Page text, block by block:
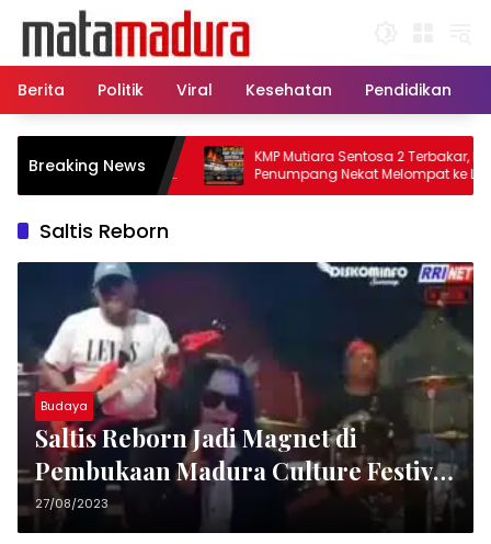
konten
Berita
Politik Viral Kesehatan Pendidikan
Breaking News
11 Kapal Sisir
Korban KMP
KMP Mutiara Sentosa 2 Terbakar,
Penumpang Nekat Melompat ke Laut
Saltis Reborn
Budaya
Saltis Reborn Jadi Magnet di
Pembukaan Madura Culture Festival
2023
27/08/2023